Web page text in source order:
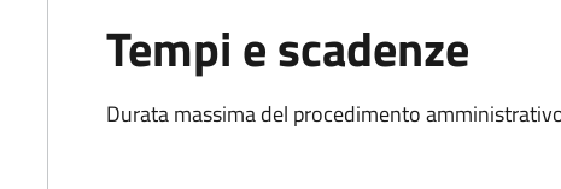
Tempi e scadenze
Durata massima del procedimento